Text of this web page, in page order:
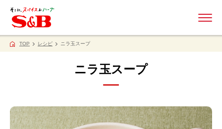
TOP レシピ ニラ玉スープ
ニラ玉スープ